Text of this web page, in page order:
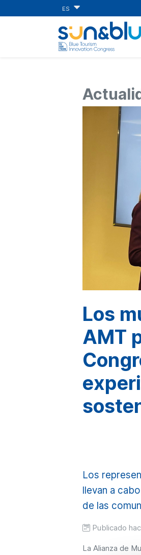
ES
Los
AMT
Los
llevan a
de las
Publicado
La Alianza de